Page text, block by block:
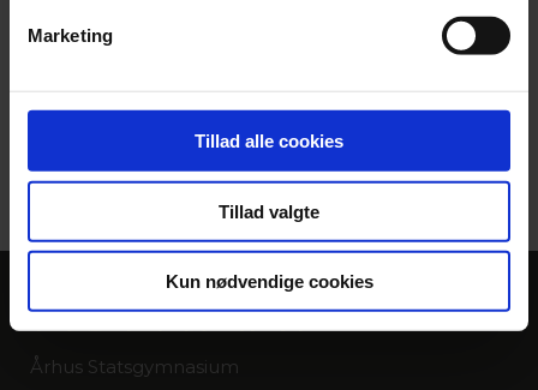
Marketing
Tillad alle cookies
Tillad valgte
Kun nødvendige cookies
KONTAKT
Århus Statsgymnasium